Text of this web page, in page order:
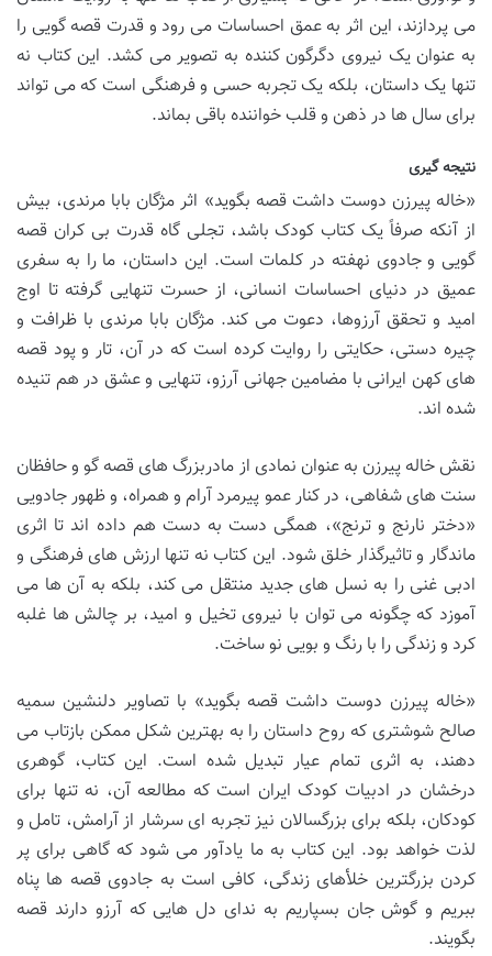
می پردازند، این اثر به عمق احساسات می رود و قدرت قصه گویی را
به عنوان یک نیروی دگرگون کننده به تصویر می کشد. این کتاب نه
تنها یک داستان، بلکه یک تجربه حسی و فرهنگی است که می تواند
برای سال ها در ذهن و قلب خواننده باقی بماند.
نتیجه گیری
«خاله پیرزن دوست داشت قصه بگوید» اثر مژگان بابا مرندی، بیش
از آنکه صرفاً یک کتاب کودک باشد، تجلی گاه قدرت بی کران قصه
گویی و جادوی نهفته در کلمات است. این داستان، ما را به سفری
عمیق در دنیای احساسات انسانی، از حسرت تنهایی گرفته تا اوج
امید و تحقق آرزوها، دعوت می کند. مژگان بابا مرندی با ظرافت و
چیره دستی، حکایتی را روایت کرده است که در آن، تار و پود قصه
های کهن ایرانی با مضامین جهانی آرزو، تنهایی و عشق در هم تنیده
شده اند.
نقش خاله پیرزن به عنوان نمادی از مادربزرگ های قصه گو و حافظان
سنت های شفاهی، در کنار عمو پیرمرد آرام و همراه، و ظهور جادویی
«دختر نارنج و ترنج»، همگی دست به دست هم داده اند تا اثری
ماندگار و تاثیرگذار خلق شود. این کتاب نه تنها ارزش های فرهنگی و
ادبی غنی را به نسل های جدید منتقل می کند، بلکه به آن ها می
آموزد که چگونه می توان با نیروی تخیل و امید، بر چالش ها غلبه
کرد و زندگی را با رنگ و بویی نو ساخت.
«خاله پیرزن دوست داشت قصه بگوید» با تصاویر دلنشین سمیه
صالح شوشتری که روح داستان را به بهترین شکل ممکن بازتاب می
دهند، به اثری تمام عیار تبدیل شده است. این کتاب، گوهری
درخشان در ادبیات کودک ایران است که مطالعه آن، نه تنها برای
کودکان، بلکه برای بزرگسالان نیز تجربه ای سرشار از آرامش، تامل و
لذت خواهد بود. این کتاب به ما یادآور می شود که گاهی برای پر
کردن بزرگترین خلأهای زندگی، کافی است به جادوی قصه ها پناه
ببریم و گوش جان بسپاریم به ندای دل هایی که آرزو دارند قصه
بگویند.